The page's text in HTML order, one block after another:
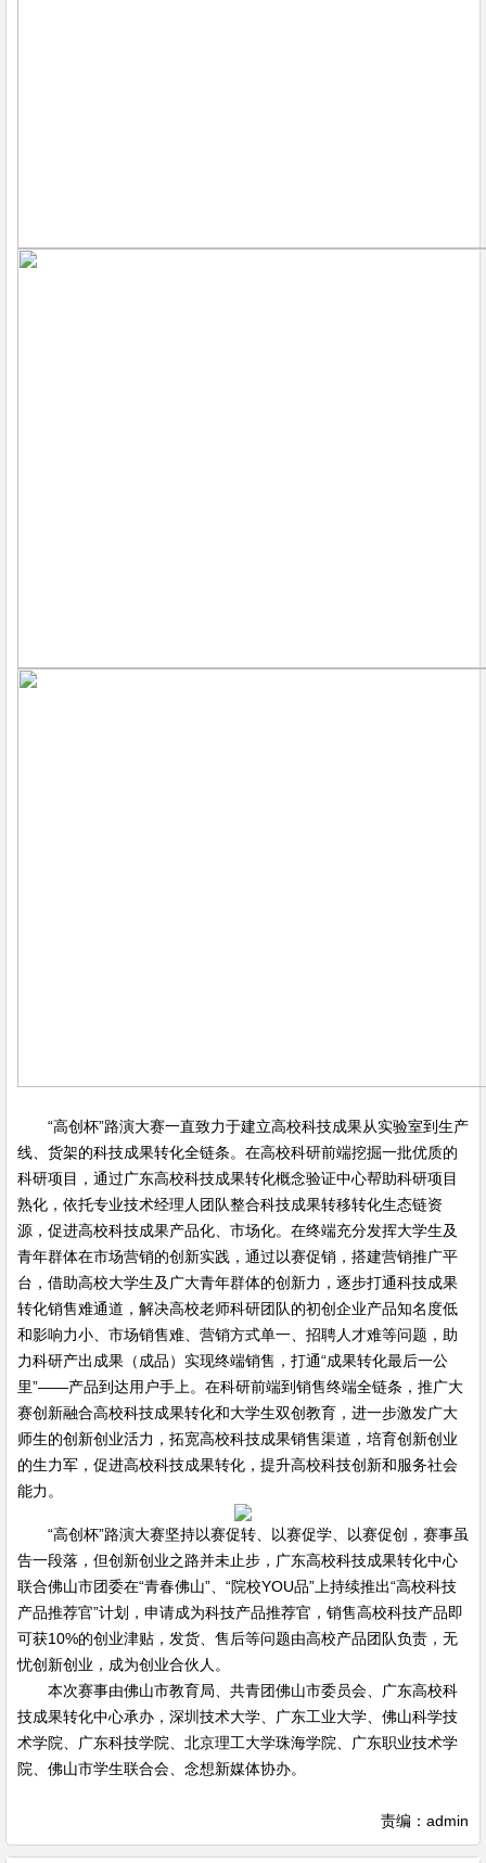
“高创杯”路演大赛一直致力于建立高校科技成果从实验室到生产
线、货架的科技成果转化全链条。在高校科研前端挖掘一批优质的
科研项目，通过广东高校科技成果转化概念验证中心帮助科研项目
熟化，依托专业技术经理人团队整合科技成果转移转化生态链资
源，促进高校科技成果产品化、市场化。在终端充分发挥大学生及
青年群体在市场营销的创新实践，通过以赛促销，搭建营销推广平
台，借助高校大学生及广大青年群体的创新力，逐步打通科技成果
转化销售难通道，解决高校老师科研团队的初创企业产品知名度低
和影响力小、市场销售难、营销方式单一、招聘人才难等问题，助
力科研产出成果（成品）实现终端销售，打通“成果转化最后一公
里”——产品到达用户手上。在科研前端到销售终端全链条，推广大
赛创新融合高校科技成果转化和大学生双创教育，进一步激发广大
师生的创新创业活力，拓宽高校科技成果销售渠道，培育创新创业
的生力军，促进高校科技成果转化，提升高校科技创新和服务社会
能力。
“高创杯”路演大赛坚持以赛促转、以赛促学、以赛促创，赛事虽
告一段落，但创新创业之路并未止步，广东高校科技成果转化中心
联合佛山市团委在“青春佛山”、“院校YOU品”上持续推出“高校科技
产品推荐官”计划，申请成为科技产品推荐官，销售高校科技产品即
可获10%的创业津贴，发货、售后等问题由高校产品团队负责，无
忧创新创业，成为创业合伙人。
本次赛事由佛山市教育局、共青团佛山市委员会、广东高校科
技成果转化中心承办，深圳技术大学、广东工业大学、佛山科学技
术学院、广东科技学院、北京理工大学珠海学院、广东职业技术学
院、佛山市学生联合会、念想新媒体协办。
责编：admin